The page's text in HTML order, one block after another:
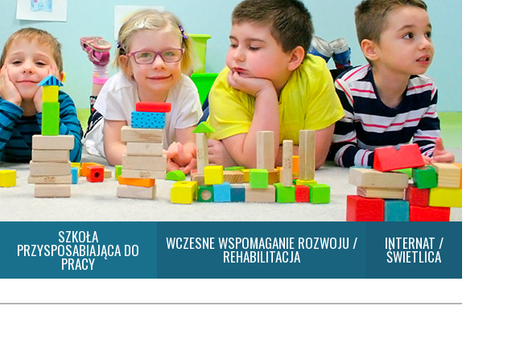
SZKOŁA
PRZYSPOSABIAJĄCA DO
PRACY
WCZESNE WSPOMAGANIE ROZWOJU /
REHABILITACJA
INTERNAT /
ŚWIETLICA